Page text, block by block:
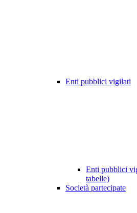
Enti pubblici vigilati
Enti pubblici
tabelle)
Società partecipate